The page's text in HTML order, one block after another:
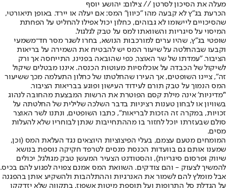
מעלה את הסיכון לסרטן // צילום: יהושע יוסף
הכרעת בג"ץ לא קבעה מהו "כיוון" המס: אם יעלה או יירד. באופן תיאורטי,
שהסיכויים ליישומו לא גבוהים, כחלון יכול אפילו להחליט על הפחתת
המיסוי על סיגריות והשוואתו למס על טבק לגלגול.
שופטי בג"ץ, שהיו ערים למורכבות הנושא, בחרו לשגר מסר חד־משמעי
וקבעו שבהחלטה על שיעור המס יש להבטיח את השמירה על בריאות
הציבור. "עמדתו של שר האוצר, כפי שהובאה בפנינו, התייחסה אך ורק
לשיקול של הכבדה על אוכלוסיות מעוטות הכנסה. איננו מבטלים שיקול
זה", ציינו השופטים, אך העירו שהחלטתו של כחלון התעלמה מכך ששיעור
המס הנמוך על טבק תורם לעידוד העישון ופוגע בבריאות הציבור.
"'מדיניות' אינה מילת קסם הפוטרת את הרשות המבצעת מהחובה לנהוג
בשוויון או לבחון טענות רציניות בדבר השלכה שלילית של החלטתה על
זכויות, במקרה זה הזכות לבריאות", כתבו השופטים, ונתנו לשר האוצר
סולם שבעזרתו יוכל לחזור בו מההתחייבות שנתן לבוחריו שלא להעלות
מסים.
המומחים מטעם עצמם, בעלי הפיצוציות היוצאים נגד העלאת המס (וכן,
שמענו אותם גם בוועדות הכנסת מנסים לטרפד חקיקה נוספת בנושא
שיווק ופרסום סיגריות), והסטודנט הצעיר המעשן טבק מגולגל, יכולים
להמשיך לצעוק - והם צודקים. השוואת המס אמנם צפויה לפגוע להם בכיס.
אבל מומלץ להם לשמור את האנרגיות וההתלהבות ולהשקיע אותן בהפגנה
על הגדלת סל התרופות ועל תוספת מיטות אשפוז, בתקווה שלא יזדקקו